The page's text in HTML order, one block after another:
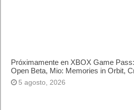
Próximamente en XBOX Game
Open Beta, Mio: Memories in Orbit,
5 agosto, 2026